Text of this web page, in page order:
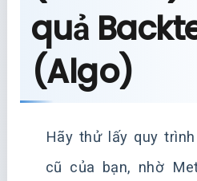
quả
(Algo)
Hãy thử lấy quy
cũ của bạn, nhờ